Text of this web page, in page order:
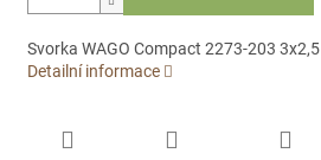
Svorka WAGO Compact 2273-203 3x2,5
Detailní informace